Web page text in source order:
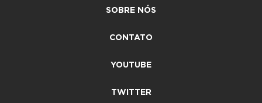
SOBRE NÓS
CONTATO
YOUTUBE
TWITTER